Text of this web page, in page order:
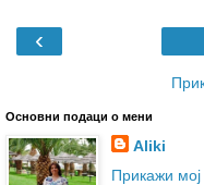
‹
Основни подаци о мени
Aliki
Прикажи